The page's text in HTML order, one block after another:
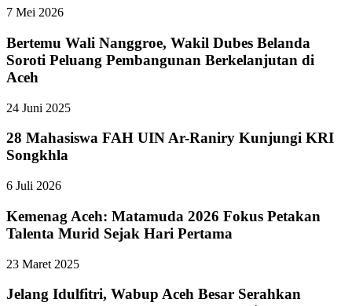
7 Mei 2026
Bertemu Wali Nanggroe, Wakil Dubes Belanda
Soroti Peluang Pembangunan Berkelanjutan di
Aceh
24 Juni 2025
28 Mahasiswa FAH UIN Ar-Raniry Kunjungi KRI
Songkhla
6 Juli 2026
Kemenag Aceh: Matamuda 2026 Fokus Petakan
Talenta Murid Sejak Hari Pertama
23 Maret 2025
Jelang Idulfitri, Wabup Aceh Besar Serahkan